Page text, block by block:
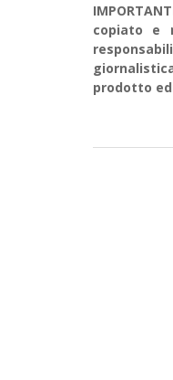
copiato e
prodotto